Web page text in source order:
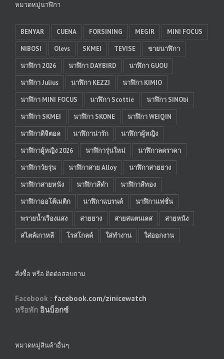
หมวดหมู่นาฬิกา
BENYAR CUENA FORSINING MEGIR
MINI FOCUS
NIBOSI
Olevs SKMEI TEVISE
ขายนาฬิกา
นาฬิกา 2026
นาฬิกา DAYBIRD
นาฬิกา GUOU
นาฬิกา Julius
นาฬิกา KEZZI
นาฬิกา KIMIO
นาฬิกา MINI FOCUS
นาฬิกา Scottie
นาฬิกา SINObi
นาฬิกา SKMEI
นาฬิกา SKONE
นาฬิกา WEIQIN
นาฬิกาดิจิตอล
นาฬิกาน่ารัก
นาฬิกาผู้หญิง
นาฬิกาผู้หญิง 2026
นาฬิการุ่นใหม่
นาฬิกาลดราคา
นาฬิกาวัยรุ่น
นาฬิกาสาย Alloy
นาฬิกาสายยาง
นาฬิกาสายหนัง
นาฬิกาสีดำ
นาฬิกาสีทอง
นาฬิกาออโต้เมติก
นาฬิกาแบรนด์
นาฬิกาแฟชั่น
พรายน้ำเรืองแสง
สายยาง สายสแตนเลส
สายหนัง
สไตล์เกาหลี
โรสโกลด์ ใส่ทำงาน ใส่ออกงาน
สั่งซื้อ หรือ ติดต่อสอบถาม
Facebook : facebook.com/zinicewatch
หรือทัก อินบ็อกซ์
หมวดหมู่สินค้าอื่นๆ